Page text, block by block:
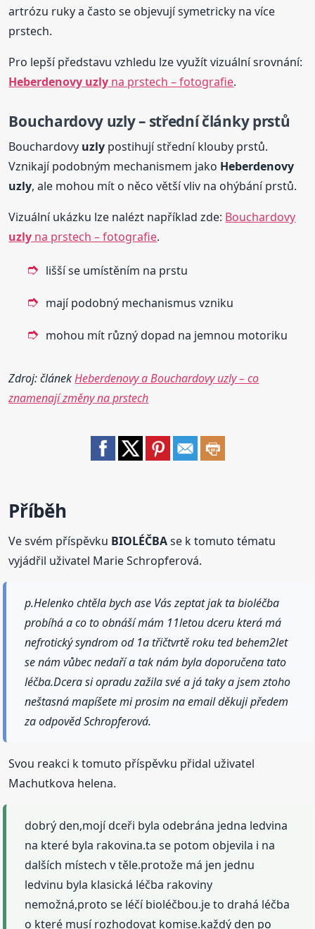
artrózu ruky a často se objevují symetricky na více
prstech.
Pro lepší představu vzhledu lze využít vizuální srovnání:
Heberdenovy uzly na prstech – fotografie.
Bouchardovy uzly– střední články prstů
Bouchardovy uzly postihují střední klouby prstů.
Vznikají podobným mechanismem jako Heberdenovy
uzly, ale mohou mít o něco větší vliv na ohýbání prstů.
Vizuální ukázku lze nalézt například zde: Bouchardovy
uzly na prstech – fotografie.
lišší se umístěním na prstu
mají podobný mechanismus vzniku
mohou mít různý dopad na jemnou motoriku
Zdroj: článekHeberdenovy a Bouchardovy uzly – co
znamenají změny na prstech
Příběh
Ve svém příspěvku BIOLÉČBAse k tomuto tématu
vyjádřil uživatel Marie Schropferová.
p.Helenko chtěla bych ase Vás zeptat jak ta bioléčba
probíhá a co to obnáší mám 11letou dceru která má
nefrotický syndrom od 1a třičtvrtě roku ted behem2let
se nám vůbec nedaří a tak nám byla doporučena tato
léčba.Dcera si opradu zažila své a já taky a jsem ztoho
neštasná mapíšete mi prosim na email děkuji předem
za odpověd Schropferová.
Svou reakci k tomuto příspěvku přidal uživatel
Machutkova helena.
dobrý den,mojí dceři byla odebrána jedna ledvina
na které byla rakovina.ta se potom objevila i na
dalších místech v těle.protože má jen jednu
ledvinu byla klasická léčba rakoviny
nemožná,proto se léčí bioléčbou.je to drahá léčba
o které musí rozhodovat komise.každý den po